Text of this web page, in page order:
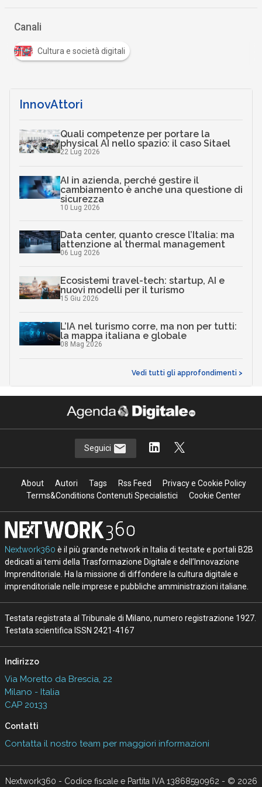
Canali
Cultura e società digitali
InnovAttori
Quali competenze per portare la
physical AI nello spazio: il caso Sitael
22 Lug 2026
AI in azienda, perché gestire il
cambiamento è anche una questione di
sicurezza
10 Lug 2026
Data center, quanto cresce l’Italia: ma
attenzione al thermal management
06 Lug 2026
Ecosistemi travel-tech: startup, AI e
nuovi modelli per il turismo
15 Giu 2026
L’IA nel turismo corre, ma non per tutti:
la mappa italiana e globale
08 Mag 2026
Vedi tutti gli approfondimenti >
Seguici
About Autori Tags Rss Feed
Privacy e Cookie Policy
Terms&Conditions Contenuti Specialistici
Cookie Center
Nextwork360 è il più grande network in Italia di testate e portali B2B
dedicati ai temi della Trasformazione Digitale e dell’Innovazione
Imprenditoriale. Ha la missione di diffondere la cultura digitale e
imprenditoriale nelle imprese e pubbliche amministrazioni italiane.
Testata registrata al Tribunale di Milano, numero registrazione 1927.
Testata scientifica ISSN 2421-4167
Indirizzo
Via Moretto da Brescia, 22
Milano - Italia
CAP 20133
Contatti
Contatta il nostro team per maggiori informazioni
Nextwork360 - Codice fiscale e Partita IVA 13868590962 - © 2026